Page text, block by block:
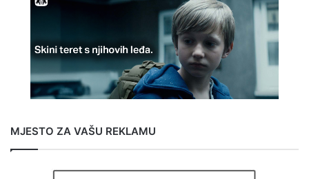
MJESTO ZA VAŠU REKLAMU